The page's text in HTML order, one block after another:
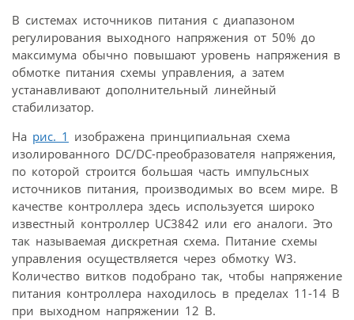
В системах источников питания с диапазоном
регулирования выходного напряжения от 50% до
максимума обычно повышают уровень напряжения в
обмотке питания схемы управления, а затем
устанавливают дополнительный линейный
стабилизатор.
На рис. 1 изображена принципиальная схема
изолированного DC/DC-преобразователя напряжения,
по которой строится большая часть импульсных
источников питания, производимых во всем мире. В
качестве контроллера здесь используется широко
известный контроллер UC3842 или его аналоги. Это
так называемая дискретная схема. Питание схемы
управления осуществляется через обмотку W3.
Количество витков подобрано так, чтобы напряжение
питания контроллера находилось в пределах 11-14 В
при выходном напряжении 12 В.